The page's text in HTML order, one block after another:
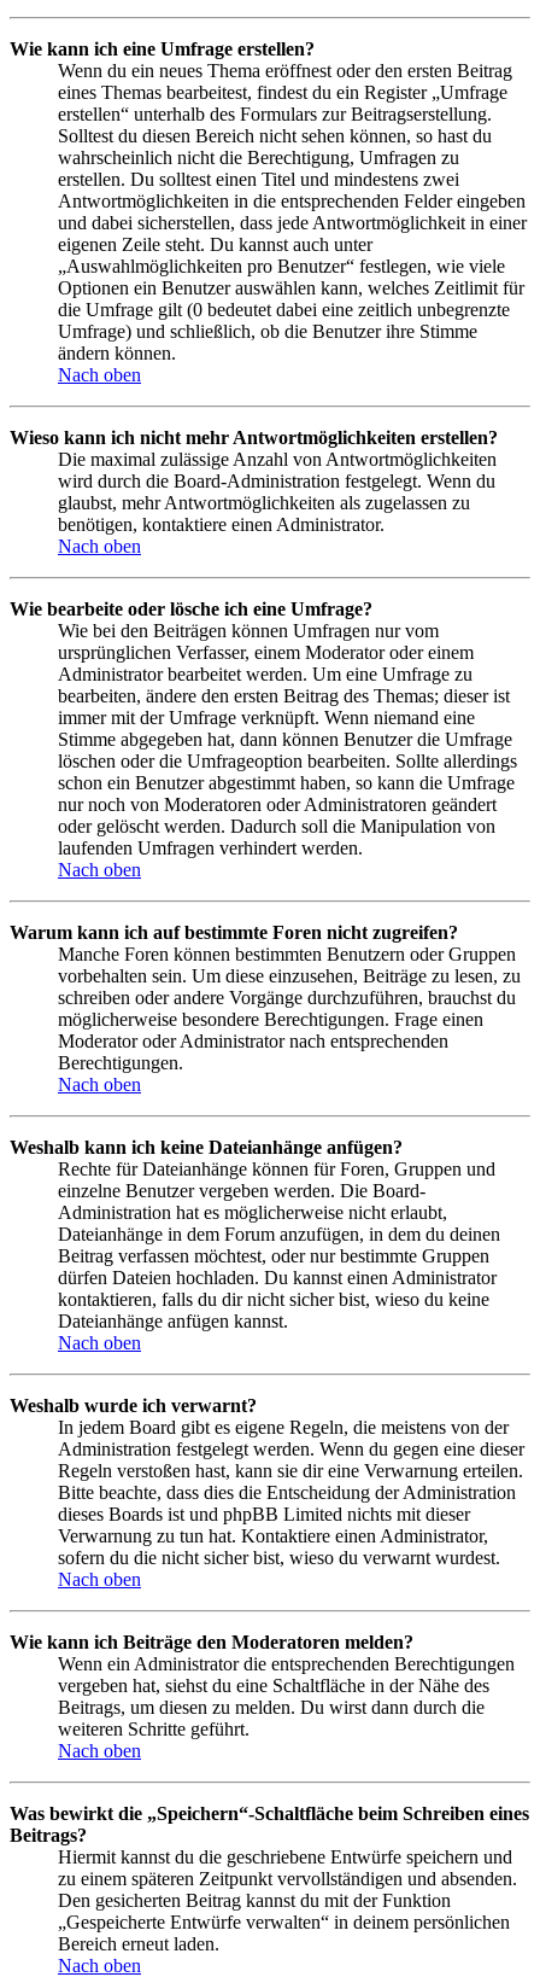
Wie kann ich eine Umfrage erstellen?
Wenn du ein neues Thema eröffnest oder den ersten Beitrag
eines Themas bearbeitest, findest du ein Register „Umfrage
erstellen“ unterhalb des Formulars zur Beitragserstellung.
Solltest du diesen Bereich nicht sehen können, so hast du
wahrscheinlich nicht die Berechtigung, Umfragen zu
erstellen. Du solltest einen Titel und mindestens zwei
Antwortmöglichkeiten in die entsprechenden Felder eingeben
und dabei sicherstellen, dass jede Antwortmöglichkeit in einer
eigenen Zeile steht. Du kannst auch unter
„Auswahlmöglichkeiten pro Benutzer“ festlegen, wie viele
Optionen ein Benutzer auswählen kann, welches Zeitlimit für
die Umfrage gilt (0 bedeutet dabei eine zeitlich unbegrenzte
Umfrage) und schließlich, ob die Benutzer ihre Stimme
ändern können.
Nach oben
Wieso kann ich nicht mehr Antwortmöglichkeiten erstellen?
Die maximal zulässige Anzahl von Antwortmöglichkeiten
wird durch die Board-Administration festgelegt. Wenn du
glaubst, mehr Antwortmöglichkeiten als zugelassen zu
benötigen, kontaktiere einen Administrator.
Nach oben
Wie bearbeite oder lösche ich eine Umfrage?
Wie bei den Beiträgen können Umfragen nur vom
ursprünglichen Verfasser, einem Moderator oder einem
Administrator bearbeitet werden. Um eine Umfrage zu
bearbeiten, ändere den ersten Beitrag des Themas; dieser ist
immer mit der Umfrage verknüpft. Wenn niemand eine
Stimme abgegeben hat, dann können Benutzer die Umfrage
löschen oder die Umfrageoption bearbeiten. Sollte allerdings
schon ein Benutzer abgestimmt haben, so kann die Umfrage
nur noch von Moderatoren oder Administratoren geändert
oder gelöscht werden. Dadurch soll die Manipulation von
laufenden Umfragen verhindert werden.
Nach oben
Warum kann ich auf bestimmte Foren nicht zugreifen?
Manche Foren können bestimmten Benutzern oder Gruppen
vorbehalten sein. Um diese einzusehen, Beiträge zu lesen, zu
schreiben oder andere Vorgänge durchzuführen, brauchst du
möglicherweise besondere Berechtigungen. Frage einen
Moderator oder Administrator nach entsprechenden
Berechtigungen.
Nach oben
Weshalb kann ich keine Dateianhänge anfügen?
Rechte für Dateianhänge können für Foren, Gruppen und
einzelne Benutzer vergeben werden. Die Board-
Administration hat es möglicherweise nicht erlaubt,
Dateianhänge in dem Forum anzufügen, in dem du deinen
Beitrag verfassen möchtest, oder nur bestimmte Gruppen
dürfen Dateien hochladen. Du kannst einen Administrator
kontaktieren, falls du dir nicht sicher bist, wieso du keine
Dateianhänge anfügen kannst.
Nach oben
Weshalb wurde ich verwarnt?
In jedem Board gibt es eigene Regeln, die meistens von der
Administration festgelegt werden. Wenn du gegen eine dieser
Regeln verstoßen hast, kann sie dir eine Verwarnung erteilen.
Bitte beachte, dass dies die Entscheidung der Administration
dieses Boards ist und phpBB Limited nichts mit dieser
Verwarnung zu tun hat. Kontaktiere einen Administrator,
sofern du die nicht sicher bist, wieso du verwarnt wurdest.
Nach oben
Wie kann ich Beiträge den Moderatoren melden?
Wenn ein Administrator die entsprechenden Berechtigungen
vergeben hat, siehst du eine Schaltfläche in der Nähe des
Beitrags, um diesen zu melden. Du wirst dann durch die
weiteren Schritte geführt.
Nach oben
Was bewirkt die „Speichern“-Schaltfläche beim Schreiben eines
Beitrags?
Hiermit kannst du die geschriebene Entwürfe speichern und
zu einem späteren Zeitpunkt vervollständigen und absenden.
Den gesicherten Beitrag kannst du mit der Funktion
„Gespeicherte Entwürfe verwalten“ in deinem persönlichen
Bereich erneut laden.
Nach oben